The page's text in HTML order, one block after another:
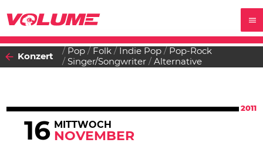
Konzert
Pop Folk Indie Pop
Pop-Rock
Singer/Songwriter
Alternative
2011
16 MITTWOCH
NOVEMBER